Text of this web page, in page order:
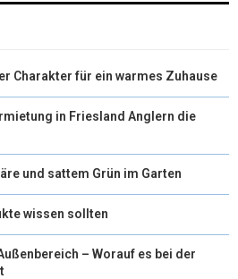
Charakter für ein warmes Zuhause
in Friesland Anglern die
und sattem Grün im Garten
wissen sollten
– Worauf es bei der